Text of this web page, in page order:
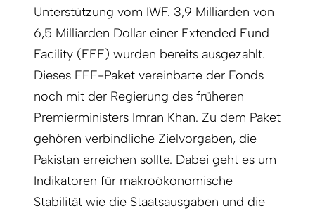
Unterstützung vom IWF. 3,9 Milliarden von
6,5 Milliarden Dollar einer Extended Fund
Facility (EEF) wurden bereits ausgezahlt.
Dieses EEF-Paket vereinbarte der Fonds
noch mit der Regierung des früheren
Premierministers Imran Khan. Zu dem Paket
gehören verbindliche Zielvorgaben, die
Pakistan erreichen sollte. Dabei geht es um
Indikatoren für makroökonomische
Stabilität wie die Staatsausgaben und die